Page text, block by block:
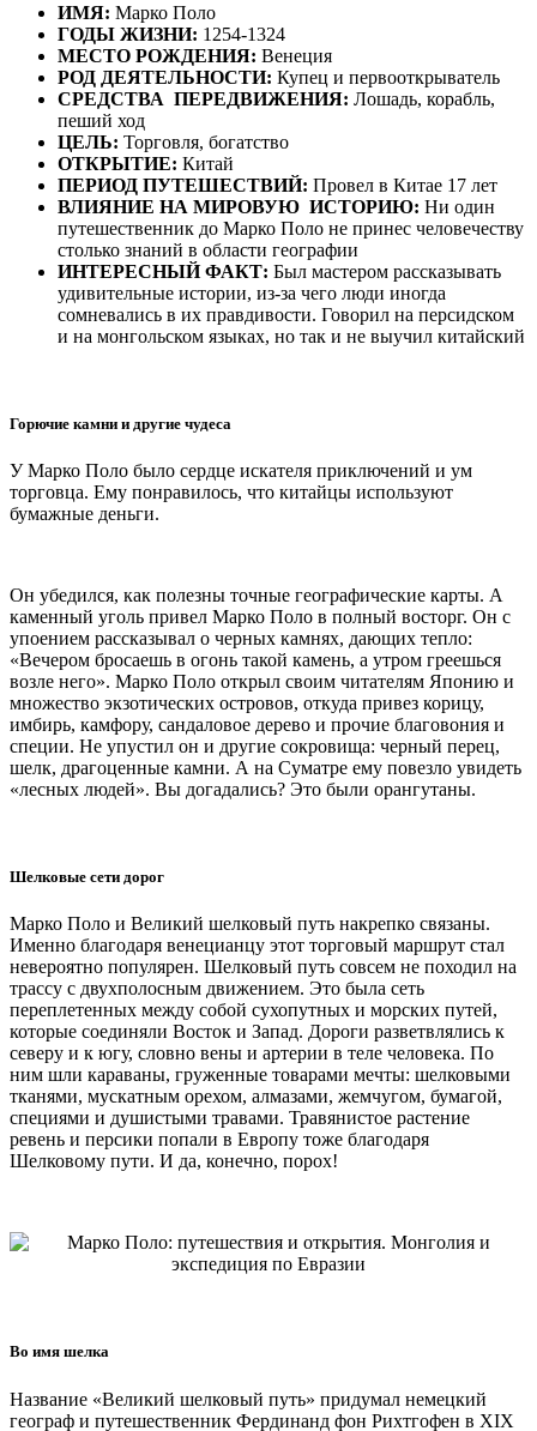
ИМЯ: Марко Поло
ГОДЫ ЖИЗНИ: 1254-1324
МЕСТО РОЖДЕНИЯ: Венеция
РОД ДЕЯТЕЛЬНОСТИ: Купец и первооткрыватель
СРЕДСТВА ПЕРЕДВИЖЕНИЯ: Лошадь, корабль,
пеший ход
ЦЕЛЬ: Торговля, богатство
ОТКРЫТИЕ: Китай
ПЕРИОД ПУТЕШЕСТВИЙ: Провел в Китае 17 лет
ВЛИЯНИЕ НА МИРОВУЮ ИСТОРИЮ: Ни один
путешественник до Марко Поло не принес человечеству
столько знаний в области географии
ИНТЕРЕСНЫЙ ФАКТ: Был мастером рассказывать
удивительные истории, из-за чего люди иногда
сомневались в их правдивости. Говорил на персидском
и на монгольском языках, но так и не выучил китайский
Горючие камни и другие чудеса
У Марко Поло было сердце искателя приключений и ум
торговца. Ему понравилось, что китайцы используют
бумажные деньги.
Он убедился, как полезны точные географические карты. А
каменный уголь привел Марко Поло в полный восторг. Он с
упоением рассказывал о черных камнях, дающих тепло:
«Вечером бросаешь в огонь такой камень, а утром греешься
возле него». Марко Поло открыл своим читателям Японию и
множество экзотических островов, откуда привез корицу,
имбирь, камфору, сандаловое дерево и прочие благовония и
специи. Не упустил он и другие сокровища: черный перец,
шелк, драгоценные камни. А на Суматре ему повезло увидеть
«лесных людей». Вы догадались? Это были орангутаны.
Шелковые сети дорог
Марко Поло и Великий шелковый путь накрепко связаны.
Именно благодаря венецианцу этот торговый маршрут стал
невероятно популярен. Шелковый путь совсем не походил на
трассу с двухполосным движением. Это была сеть
переплетенных между собой сухопутных и морских путей,
которые соединяли Восток и Запад. Дороги разветвлялись к
северу и к югу, словно вены и артерии в теле человека. По
ним шли караваны, груженные товарами мечты: шелковыми
тканями, мускатным орехом, алмазами, жемчугом, бумагой,
специями и душистыми травами. Травянистое растение
ревень и персики попали в Европу тоже благодаря
Шелковому пути. И да, конечно, порох!
Во имя шелка
Название «Великий шелковый путь» придумал немецкий
географ и путешественник Фердинанд фон Рихтгофен в XIX